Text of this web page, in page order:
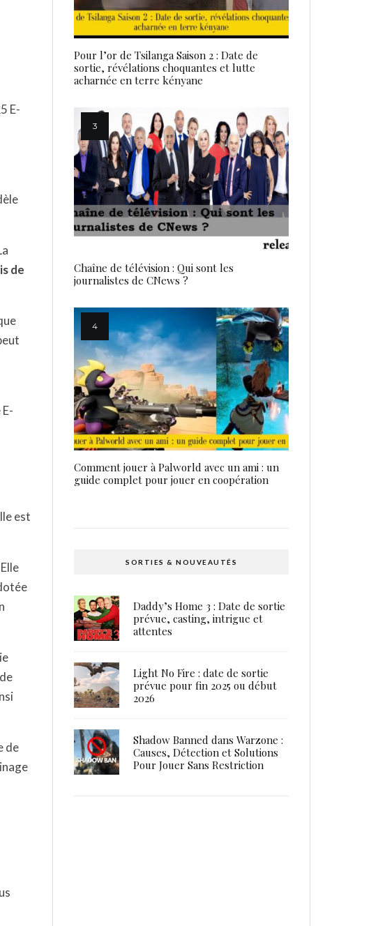
E-
de
est
de
Pour l’or de Tsilanga Saison 2 : Date de
sortie, révélations choquantes et lutte
acharnée en terre kényane
Chaîne de télévision : Qui sont les
journalistes de CNews ?
Comment jouer à Palworld avec un ami : un
guide complet pour jouer en coopération
SORTIES & NOUVEAUTÉS
Daddy’s Home 3 : Date de sortie
prévue, casting, intrigue et
attentes
Light No Fire : date de sortie
prévue pour fin 2025 ou début
2026
Shadow Banned dans Warzone :
Causes, Détection et Solutions
Pour Jouer Sans Restriction